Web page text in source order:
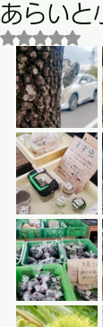
あらいと
5つ星のう